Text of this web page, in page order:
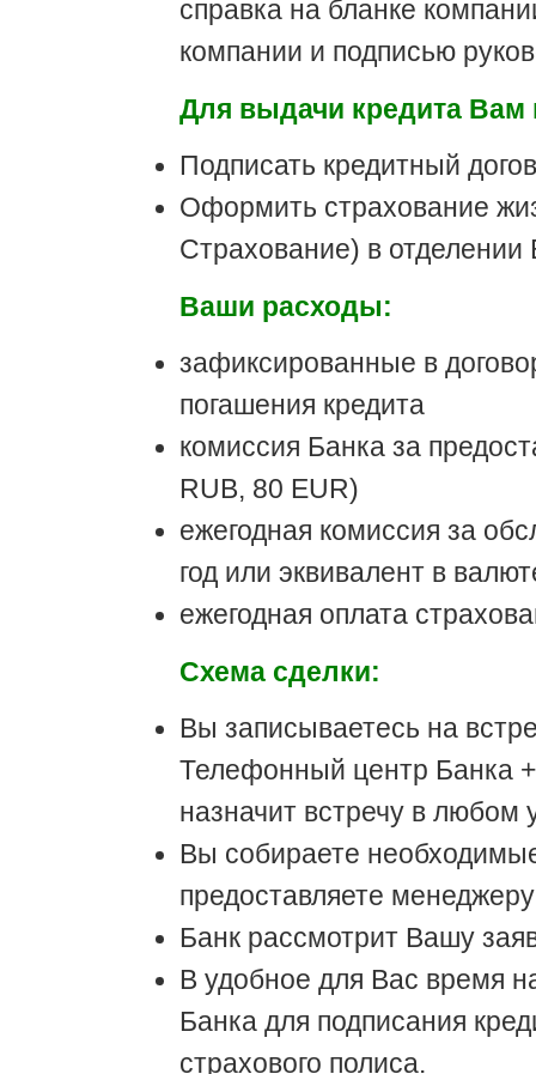
справка на бланке
компании и подписью
Для выдачи кредита Вам
Подписать кредитный
Оформить страхование
Страхование) в отделении
Ваши расходы:
зафиксированные в
погашения кредита
комиссия Банка за
RUB, 80 EUR)
ежегодная комиссия за
год или эквивалент в
ежегодная оплата
Схема сделки:
Вы записываетесь на
Телефонный центр Банка
назначит встречу в любом
Вы собираете
предоставляете
Банк рассмотрит Вашу
В удобное для Вас время
Банка для подписания
страхового полиса.